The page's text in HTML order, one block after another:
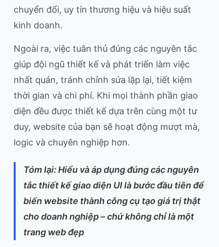
chuyển đổi, uy tín thương hiệu và hiệu suất
kinh doanh.
Ngoài ra, việc tuân thủ đúng các nguyên tắc
giúp đội ngũ thiết kế và phát triển làm việc
nhất quán, tránh chỉnh sửa lặp lại, tiết kiệm
thời gian và chi phí. Khi mọi thành phần giao
diện đều được thiết kế dựa trên cùng một tư
duy, website của bạn sẽ hoạt động mượt mà,
logic và chuyên nghiệp hơn.
Tóm lại: Hiểu và áp dụng đúng các nguyên
tắc thiết kế giao diện UI là bước đầu tiên để
biến website thành công cụ tạo giá trị thật
cho doanh nghiệp – chứ không chỉ là một
trang web đẹp